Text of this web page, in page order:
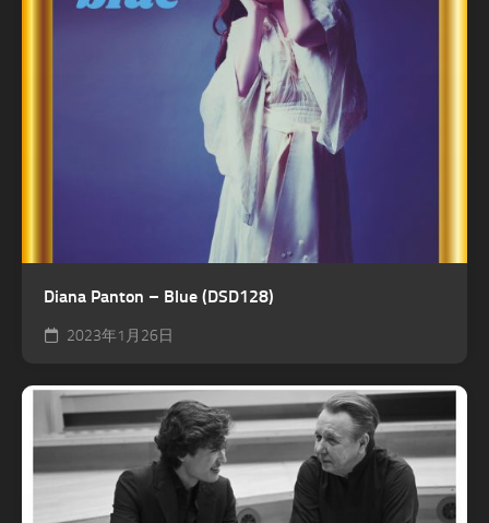
Diana Panton – Blue (DSD128)
2023年1月26日